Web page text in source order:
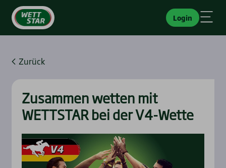
Login
Zurück
Zusam­men wet­ten mit
WETTSTAR bei der V4-Wet­te